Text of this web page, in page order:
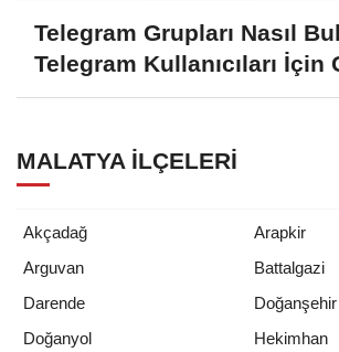
Telegram Grupları Nasıl
Telegram Kullanıcıları İçin
MALATYA İLÇELERI
Akçadağ
Arapkir
Arguvan
Battalgazi
Darende
Doğanşehir
Doğanyol
Hekimhan